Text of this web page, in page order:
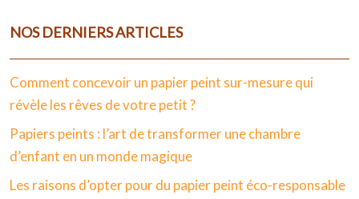
NOS DERNIERS ARTICLES
Comment concevoir un papier peint sur-mesure qui
révèle les rêves de votre petit ?
Papiers peints : l’art de transformer une chambre
d’enfant en un monde magique
Les raisons d’opter pour du papier peint éco-responsable